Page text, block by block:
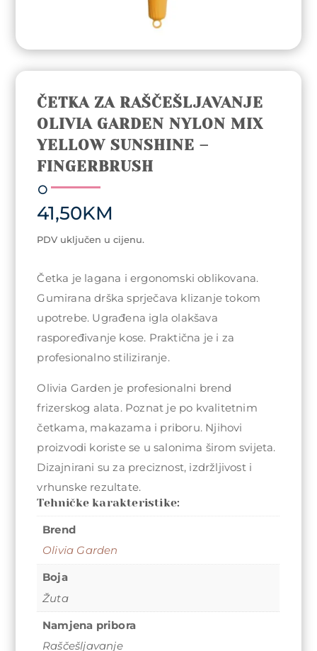
ČETKA ZA RAŠČEŠLJAVANJE
OLIVIA GARDEN NYLON MIX
YELLOW SUNSHINE –
FINGERBRUSH
41,50KM
PDV uključen u cijenu.
Četka je lagana i ergonomski oblikovana.
Gumirana drška sprječava klizanje tokom
upotrebe. Ugrađena igla olakšava
raspoređivanje kose. Praktična je i za
profesionalno stiliziranje.
Olivia Garden je profesionalni brend
frizerskog alata. Poznat je po kvalitetnim
četkama, makazama i priboru. Njihovi
proizvodi koriste se u salonima širom svijeta.
Dizajnirani su za preciznost, izdržljivost i
vrhunske rezultate.
Tehničke karakteristike:
Brend
Olivia Garden
Boja
Žuta
Namjena pribora
Raščešljavanje